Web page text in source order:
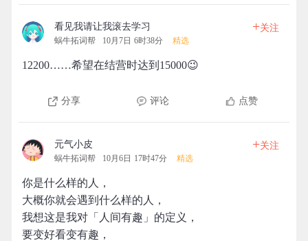
看见我请让我滚去学习
蜗牛拓词帮 10月7日 6时38分 精选
+关注
12200……希望在结营时达到15000😉
分享 评论 点赞
元气小皮
蜗牛拓词帮 10月6日 17时47分 精选
+关注
你是什么样的人，
大概你就会遇到什么样的人，
我想这是我对「人间有趣」的定义，
要变好看变有趣，